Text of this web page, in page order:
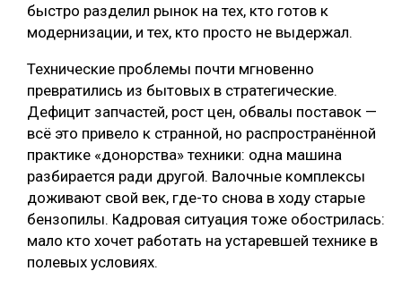
быстро разделил рынок на тех, кто готов к
модернизации, и тех, кто просто не выдержал.
Технические проблемы почти мгновенно
превратились из бытовых в стратегические.
Дефицит запчастей, рост цен, обвалы поставок —
всё это привело к странной, но распространённой
практике «донорства» техники: одна машина
разбирается ради другой. Валочные комплексы
доживают свой век, где-то снова в ходу старые
бензопилы. Кадровая ситуация тоже обострилась:
мало кто хочет работать на устаревшей технике в
полевых условиях.